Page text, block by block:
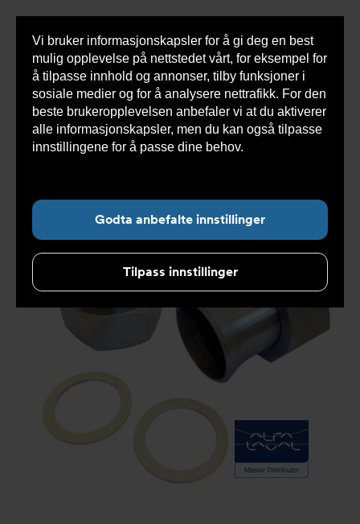
Vi bruker informasjonskapsler for å gi deg en best
mulig opplevelse på nettstedet vårt, for eksempel for
å tilpasse innhold og annonser, tilby funksjoner i
sosiale medier og for å analysere nettrafikk. For den
beste brukeropplevelsen anbefaler vi at du aktiverer
alle informasjonskapsler, men du kan også tilpasse
innstillingene for å passe dine behov.
Godta anbefalte innstillinger
Tilpass innstillinger
Du
her:
Armatec > Produkter > Varmevekslere
>
Reservedeler og tilbehør loddete varmevekslere
>
Øvrig
> Sveisekoblinger AT 8468S >